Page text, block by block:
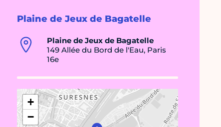
Plaine de Jeux de Bagatelle
Plaine de Jeux de Bagatelle
149 Allée du Bord de l'Eau, Paris
16e
+
−